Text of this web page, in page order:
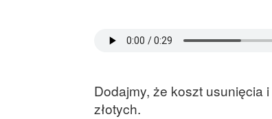
Dodajmy, że koszt usunięcia
złotych.